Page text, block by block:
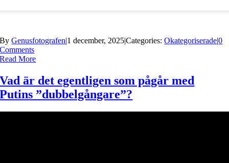
ByGenusfotografen|1 december, 2025|Categories:Okategoriserade|0
Comments
Read More
Vad är det egentligen som pågår med
Putins ”dubbelgångare”?